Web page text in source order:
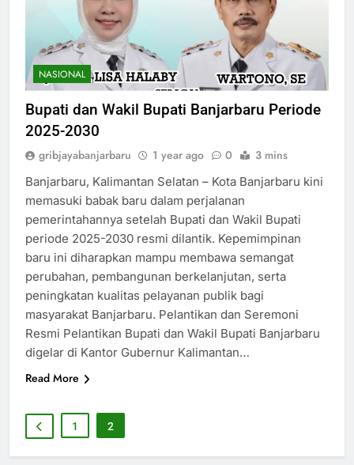
NASIONAL
Bupati dan Wakil Bupati Banjarbaru Periode
2025-2030
gribjayabanjarbaru 1 year ago 0 3 mins
Banjarbaru, Kalimantan Selatan – Kota Banjarbaru kini
memasuki babak baru dalam perjalanan
pemerintahannya setelah Bupati dan Wakil Bupati
periode 2025-2030 resmi dilantik. Kepemimpinan
baru ini diharapkan mampu membawa semangat
perubahan, pembangunan berkelanjutan, serta
peningkatan kualitas pelayanan publik bagi
masyarakat Banjarbaru. Pelantikan dan Seremoni
Resmi Pelantikan Bupati dan Wakil Bupati Banjarbaru
digelar di Kantor Gubernur Kalimantan…
Read More
1 2